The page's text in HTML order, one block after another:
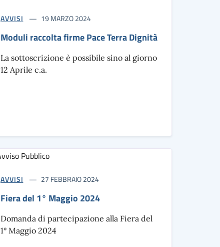
AVVISI 19 MARZO 2024
Moduli raccolta firme Pace Terra Dignità
La sottoscrizione è possibile sino al giorno
12 Aprile c.a.
AVVISI 27 FEBBRAIO 2024
Fiera del 1° Maggio 2024
Domanda di partecipazione alla Fiera del
1° Maggio 2024